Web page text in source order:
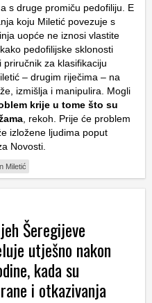
s druge promiču pedofiliju. E
koju Miletić povezuje s
uopće ne iznosi vlastite
pedofilijske sklonosti
priručnik za klasifikaciju
– drugim riječima – na
izmišlja i manipulira. Mogli
krije u tome što su
, rekoh. Prije će problem
izložene ljudima poput
Novosti.
Miletić
Šeregijeve
utješno nakon
kada su
i otkazivanja